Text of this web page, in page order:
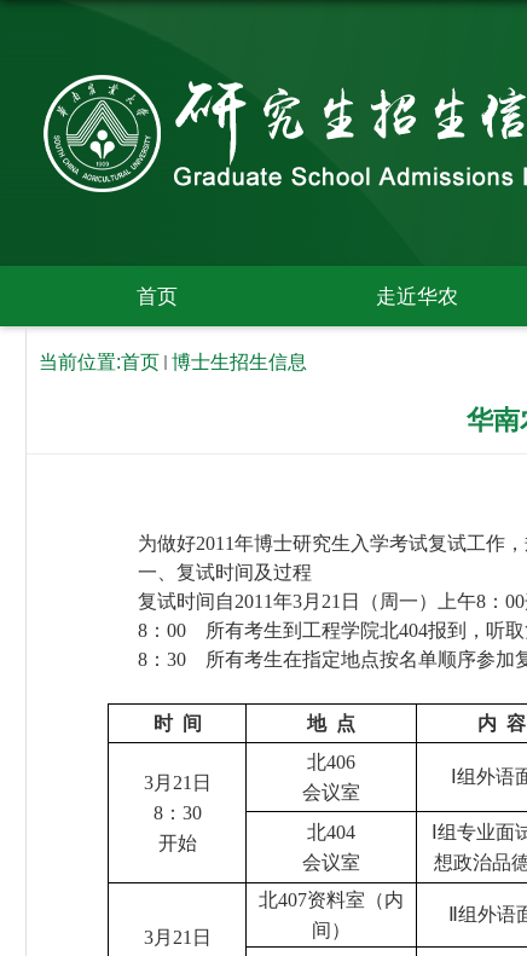
首页 走近华农
当前位置:首页 博士生招生信息
华南
为做好2011年博士研究生入学考试复试工作
一、 复试时间及过程
复试时间自2011年3月 21 日（周一）上午8 ： 00
8 ： 00 所有考生到工程学院北404报到，听
8 ： 30 所有考生在指定地点按名单顺序参加
时 间 地 点 内 容
3月 21 日
8： 30
开始
北406
会议室
Ⅰ组外语
北404
会议室
Ⅰ组专业面
想政治品
3月 21 日
北407资料室（内
间）
Ⅱ组外语